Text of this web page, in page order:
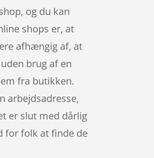
og du kan
shops er, at
afhængig af, at
brug af en
fra butikken.
arbejdsadresse,
er slut med dårlig
for folk at finde de